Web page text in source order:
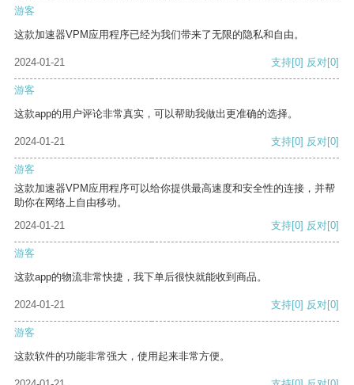
游客
这款加速器VPM应用程序已经为我们带来了无限的隐私和自由。
2024-01-21 支持[0] 反对[0]
游客
这款app的用户评论非常真实，可以帮助我做出更准确的选择。
2024-01-21 支持[0] 反对[0]
游客
这款加速器VPM应用程序可以给你提供最高速度和安全性的连接，并帮
助你在网络上自由移动。
2024-01-21
支持[0] 反对[0]
游客
这款app的物流非常快捷，我下单后很快就能收到商品。
2024-01-21 支持[0] 反对[0]
游客
这款软件的功能非常强大，使用起来非常方便。